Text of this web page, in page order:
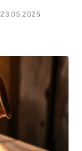
23.05.2025